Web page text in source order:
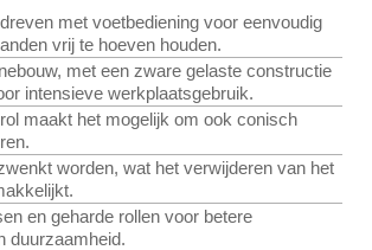
met voetbediening voor eenvoudig
vrij te hoeven houden.
met een zware gelaste constructie
intensieve werkplaatsgebruik.
maakt het mogelijk om ook conisch
worden, wat het verwijderen van het
en geharde rollen voor betere
duurzaamheid.